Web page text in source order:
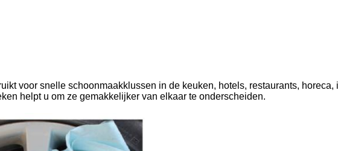
voor snelle schoonmaakklussen in de keuken, hotels, restaurants, horeca,
helpt u om ze gemakkelijker van elkaar te onderscheiden.